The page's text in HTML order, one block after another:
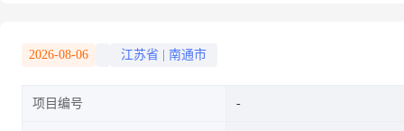
2026-08-06 江苏省 南通市
项目编号